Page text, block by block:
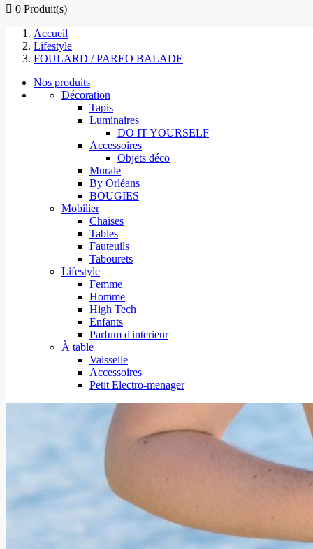
 0 Produit(s)
Accueil
Lifestyle
FOULARD / PAREO BALADE
Nos produits
Décoration
Tapis
Luminaires
DO IT YOURSELF
Accessoires
Objets déco
Murale
By Orléans
BOUGIES
Mobilier
Chaises
Tables
Fauteuils
Tabourets
Lifestyle
Femme
Homme
High Tech
Enfants
Parfum d'interieur
À table
Vaisselle
Accessoires
Petit Electro-menager